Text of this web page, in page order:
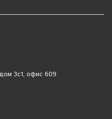
3с1, офис 609